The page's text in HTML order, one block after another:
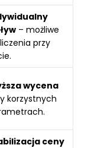
– możliwe
przy
wycena
korzystnych
ceny